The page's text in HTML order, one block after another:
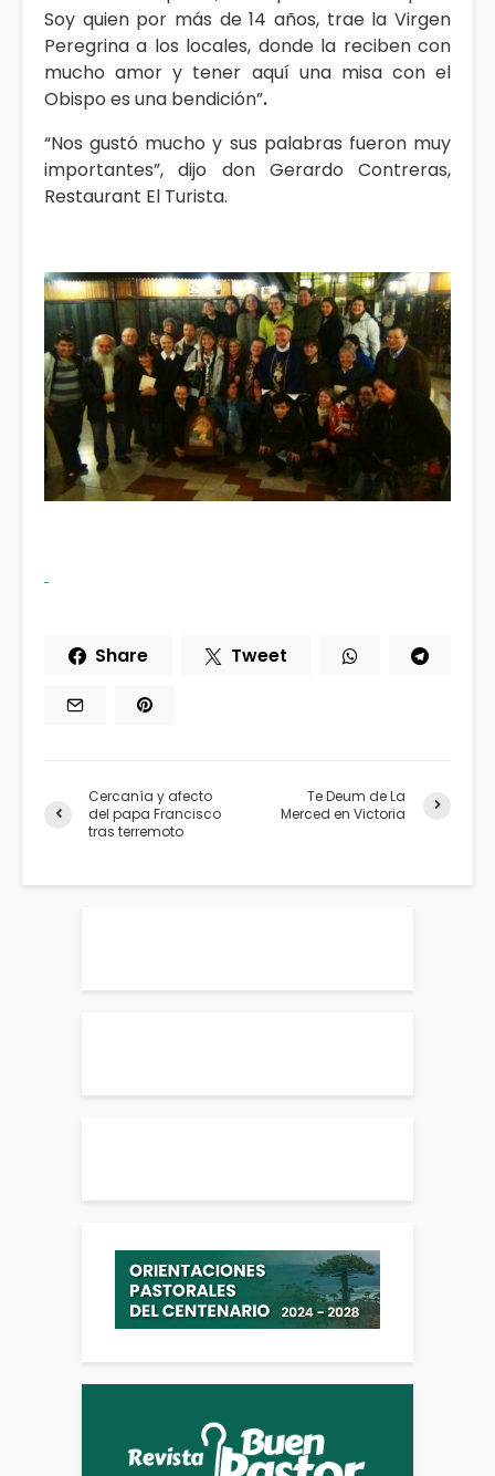
Soy quien por más de 14 años, trae la Virgen
Peregrina a los locales, donde la reciben con
mucho amor y tener aquí una misa con el
Obispo es una bendición”.
“Nos gustó mucho y sus palabras fueron muy
importantes”, dijo don Gerardo Contreras,
Restaurant El Turista.
Share Tweet
Cercanía y afecto
del papa Francisco
tras terremoto
Te Deum de La
Merced en Victoria